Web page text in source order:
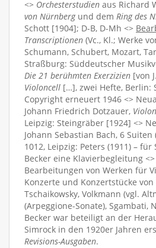
<> Orchesterstudien aus Richard
von Nürnbergund dem Ring des
Schott [1904]; D-B, D-Mh <>
Transcriptionen (Vc., Kl.; Werke
Schumann, Schubert, Mozart,
Straßburg: Süddeutscher
Die 21 berühmten Exerzizien [von
Violoncell […], zwei Hefte, Berlin:
Copyright erneuert 1946 <>
Johann Friedrich Dotzauer,
Leipzig: Steingräber [1924] <>
Johann Sebastian Bach, 6 Suiten
1012, Leipzig: Peters (1911) –
Becker eine Klavierbegleitung
Bearbeitungen von Werken für
Konzerte und Konzertstücke von
Tschaikowsky, Volkmann (vgl.
(Arpeggione-Sonate), Sgambati,
Becker war beteiligt an der
Simrock in den 1920er Jahren
Revisions-Ausgaben.